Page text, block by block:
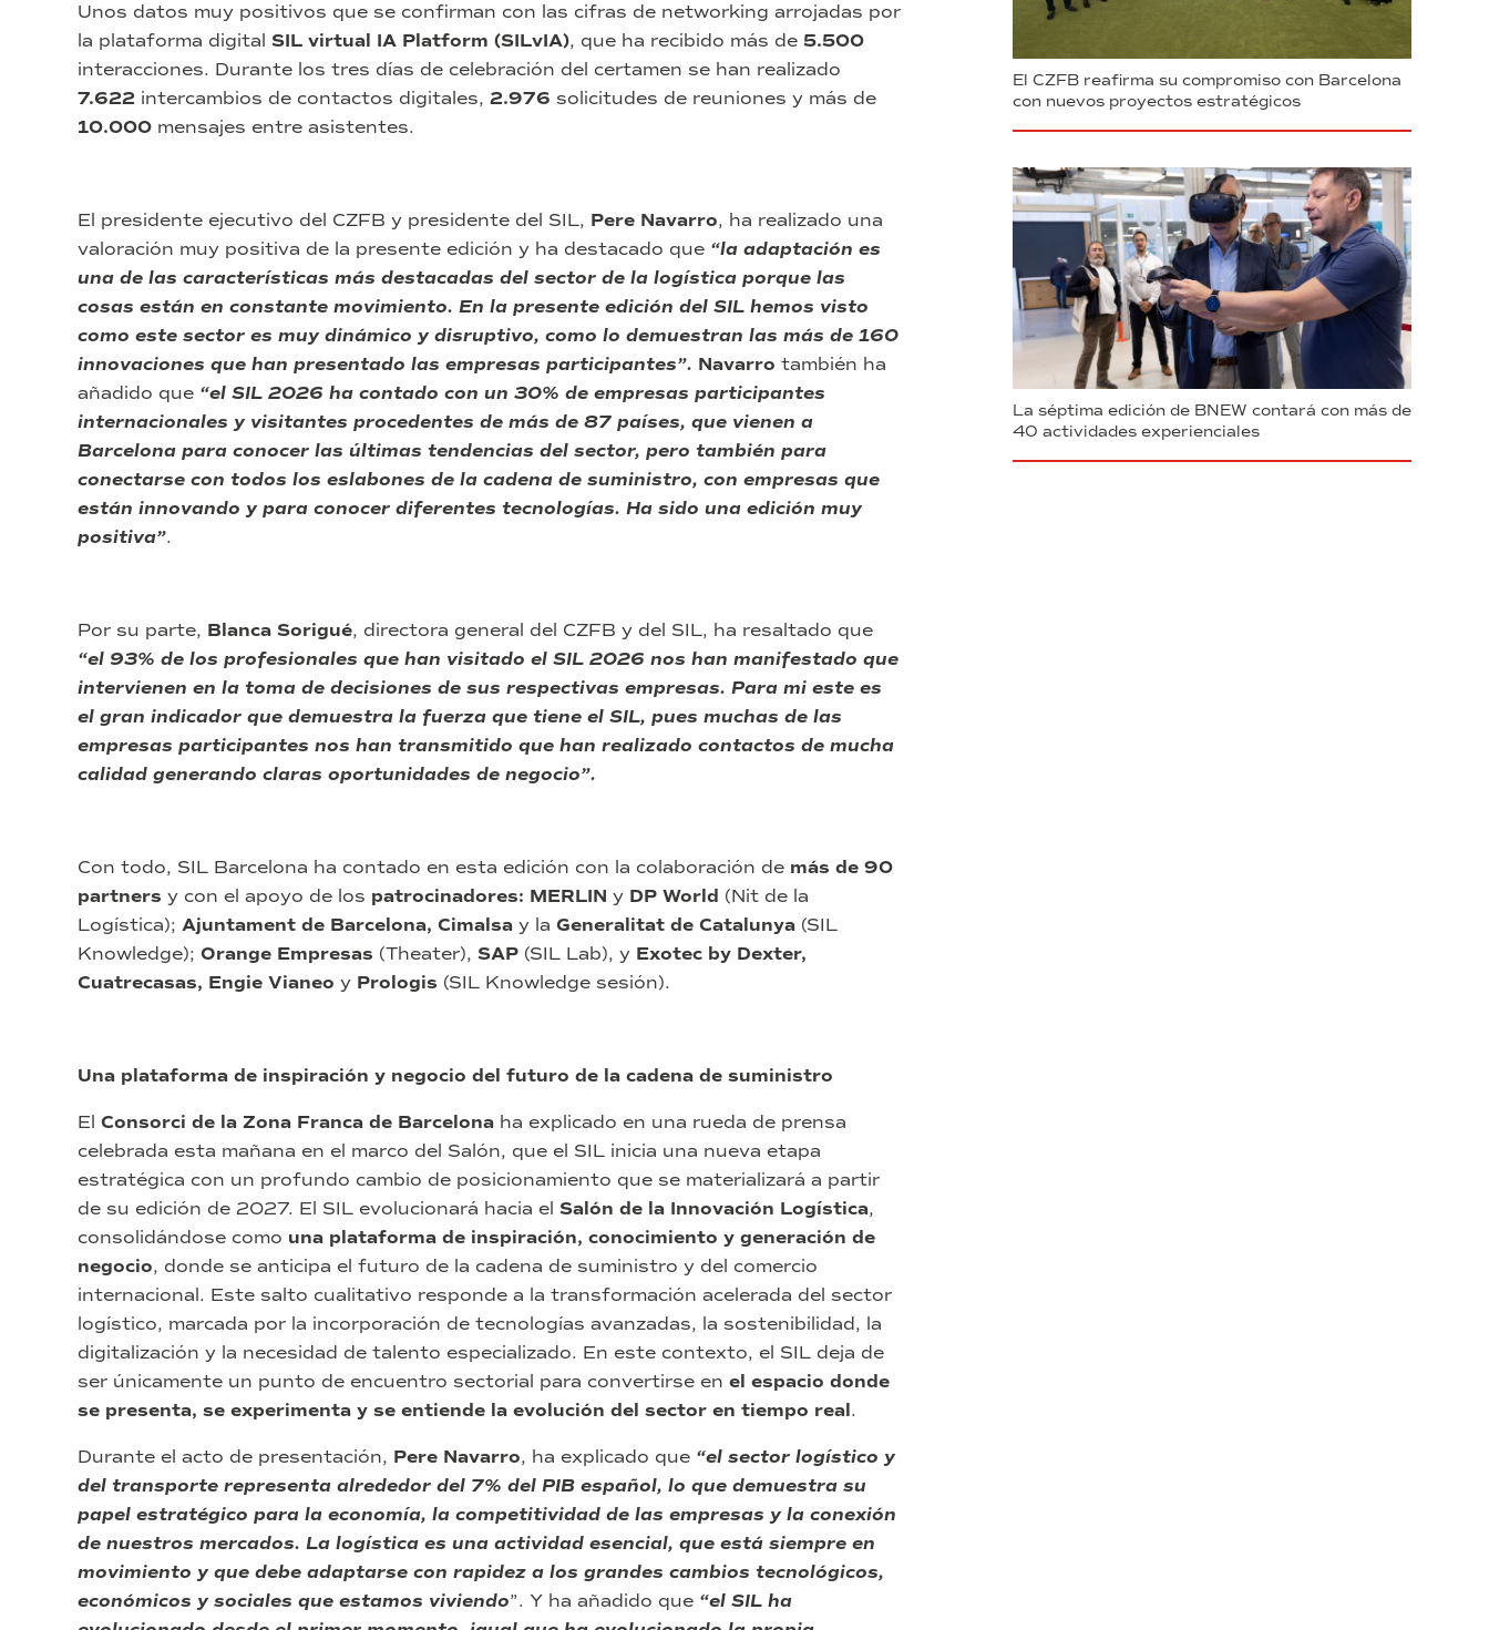
Unos datos muy positivos que se confirman con las cifras de networking arrojadas por
la plataforma digital SIL virtual IA Platform (SILvIA), que ha recibido más de 5.500
interacciones. Durante los tres días de celebración del certamen se han realizado
7.622 intercambios de contactos digitales, 2.976 solicitudes de reuniones y más de
10.000 mensajes entre asistentes.
El presidente ejecutivo del CZFB y presidente del SIL, Pere Navarro, ha realizado una
valoración muy positiva de la presente edición y ha destacado que “la adaptación es
una de las características más destacadas del sector de la logística porque las
cosas están en constante movimiento. En la presente edición del SIL hemos visto
como este sector es muy dinámico y disruptivo, como lo demuestran las más de 160
innovaciones que han presentado las empresas participantes”. Navarro también ha
añadido que “el SIL 2026 ha contado con un 30% de empresas participantes
internacionales y visitantes procedentes de más de 87 países, que vienen a
Barcelona para conocer las últimas tendencias del sector, pero también para
conectarse con todos los eslabones de la cadena de suministro, con empresas que
están innovando y para conocer diferentes tecnologías. Ha sido una edición muy
positiva”.
Por su parte, Blanca Sorigué, directora general del CZFB y del SIL, ha resaltado que
“el 93% de los profesionales que han visitado el SIL 2026 nos han manifestado que
intervienen en la toma de decisiones de sus respectivas empresas. Para mi este es
el gran indicador que demuestra la fuerza que tiene el SIL, pues muchas de las
empresas participantes nos han transmitido que han realizado contactos de mucha
calidad generando claras oportunidades de negocio”.
Con todo, SIL Barcelona ha contado en esta edición con la colaboración de más de 90
partners y con el apoyo de los patrocinadores: MERLIN y DP World (Nit de la
Logística); Ajuntament de Barcelona, Cimalsa y la Generalitat de Catalunya (SIL
Knowledge); Orange Empresas (Theater), SAP (SIL Lab), y Exotec by Dexter,
Cuatrecasas, Engie Vianeo y Prologis (SIL Knowledge sesión).
Una plataforma de inspiración y negocio del futuro de la cadena de suministro
El Consorci de la Zona Franca de Barcelona ha explicado en una rueda de prensa
celebrada esta mañana en el marco del Salón, que el SIL inicia una nueva etapa
estratégica con un profundo cambio de posicionamiento que se materializará a partir
de su edición de 2027. El SIL evolucionará hacia el Salón de la Innovación Logística,
consolidándose como una plataforma de inspiración, conocimiento y generación de
negocio, donde se anticipa el futuro de la cadena de suministro y del comercio
internacional. Este salto cualitativo responde a la transformación acelerada del sector
logístico, marcada por la incorporación de tecnologías avanzadas, la sostenibilidad, la
digitalización y la necesidad de talento especializado. En este contexto, el SIL deja de
ser únicamente un punto de encuentro sectorial para convertirse en el espacio donde
se presenta, se experimenta y se entiende la evolución del sector en tiempo real.
Durante el acto de presentación, Pere Navarro, ha explicado que “el sector logístico y
del transporte representa alrededor del 7% del PIB español, lo que demuestra su
papel estratégico para la economía, la competitividad de las empresas y la conexión
de nuestros mercados. La logística es una actividad esencial, que está siempre en
movimiento y que debe adaptarse con rapidez a los grandes cambios tecnológicos,
económicos y sociales que estamos viviendo”. Y ha añadido que “el SIL ha
El CZFB reafirma su compromiso con Barcelona
con nuevos proyectos estratégicos
La séptima edición de BNEW contará con más de
40 actividades experienciales